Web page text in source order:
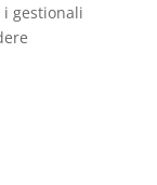
gestionali